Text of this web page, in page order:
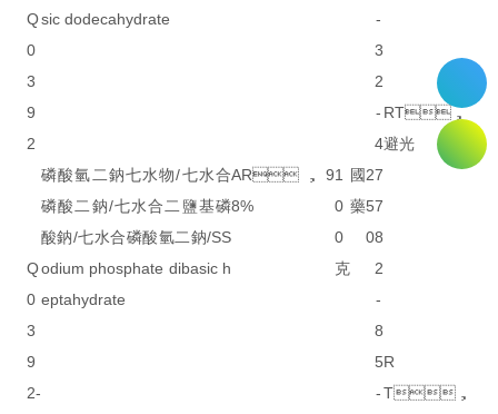
Q
0
3
9
2
sic dodecahydrate
-
3
2
-
4
RT，
避光
Q
0
3
9
2-
磷酸氫二鈉七水物/七水合
磷酸二鈉/七水合二鹽基磷
酸鈉/七水合磷酸氫二鈉/SS
odium phosphate dibasic h
eptahydrate
AR，9
8%
1
0
0
克
國
藥
2
5
0
7
7
8
2
-
8
5
-
R
T，